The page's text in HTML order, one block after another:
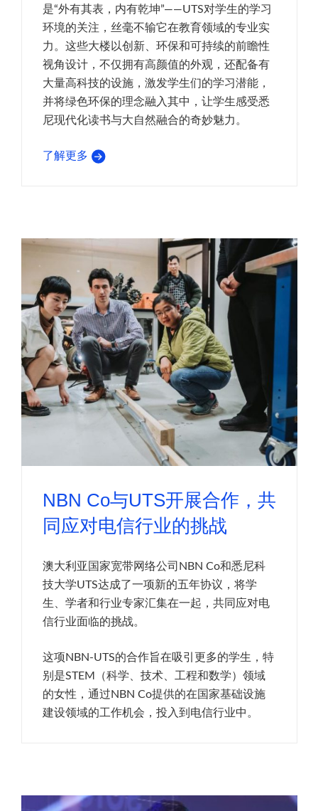
是“外有其表，内有乾坤”——UTS对学生的学习
环境的关注，丝毫不输它在教育领域的专业实
力。这些大楼以创新、环保和可持续的前瞻性
视角设计，不仅拥有高颜值的外观，还配备有
大量高科技的设施，激发学生们的学习潜能，
并将绿色环保的理念融入其中，让学生感受悉
尼现代化读书与大自然融合的奇妙魅力。
了解更多
NBN Co与UTS开展合作，共
同应对电信行业的挑战
澳大利亚国家宽带网络公司NBN Co和悉尼科
技大学UTS达成了一项新的五年协议，将学
生、学者和行业专家汇集在一起，共同应对电
信行业面临的挑战。
这项NBN-UTS的合作旨在吸引更多的学生，特
别是STEM（科学、技术、工程和数学）领域
的女性，通过NBN Co提供的在国家基础设施
建设领域的工作机会，投入到电信行业中。